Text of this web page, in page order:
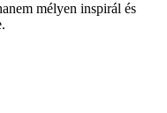
mélyen inspirál és